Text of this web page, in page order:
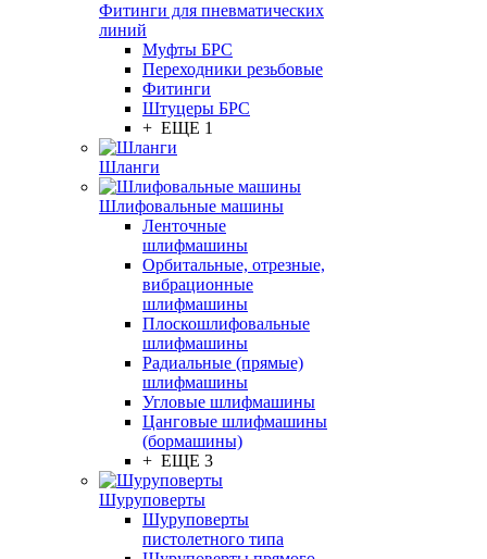
Фитинги для пневматических
линий
Муфты БРС
Переходники резьбовые
Фитинги
Штуцеры БРС
+ ЕЩЕ 1
Шланги
Шлифовальные машины
Ленточные
шлифмашины
Орбитальные, отрезные,
вибрационные
шлифмашины
Плоскошлифовальные
шлифмашины
Радиальные (прямые)
шлифмашины
Угловые шлифмашины
Цанговые шлифмашины
(бормашины)
+ ЕЩЕ 3
Шуруповерты
Шуруповерты
пистолетного типа